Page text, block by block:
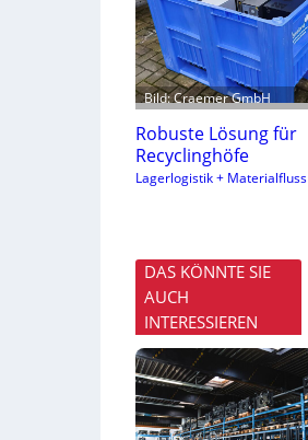
Bild: Craemer GmbH
Robuste Lösung für
Recyclinghöfe
Lagerlogistik + Materialfluss
DAS KÖNNTE SIE
AUCH
INTERESSIEREN